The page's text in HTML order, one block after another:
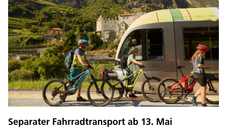
Separater Fahrradtransport ab 13. Mai